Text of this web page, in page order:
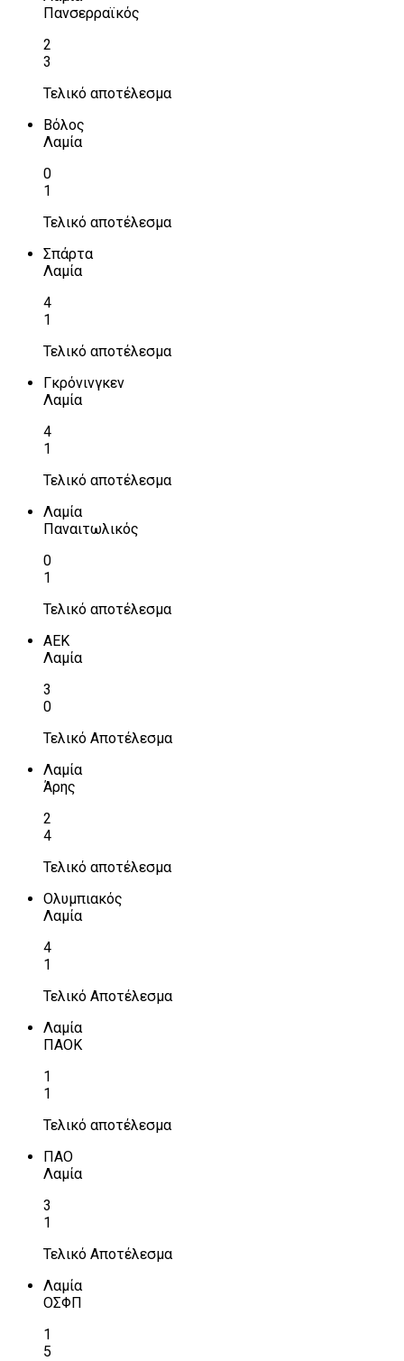
Πανσερραϊκός
2
3
Τελικό αποτέλεσμα
Βόλος
Λαμία
0
1
Τελικό αποτέλεσμα
Σπάρτα
Λαμία
4
1
Τελικό αποτέλεσμα
Γκρόνινγκεν
Λαμία
4
1
Τελικό αποτέλεσμα
Λαμία
Παναιτωλικός
0
1
Τελικό αποτέλεσμα
ΑΕΚ
Λαμία
3
0
Τελικό Αποτέλεσμα
Λαμία
Άρης
2
4
Τελικό αποτέλεσμα
Ολυμπιακός
Λαμία
4
1
Τελικό Αποτέλεσμα
Λαμία
ΠΑΟΚ
1
1
Τελικό αποτέλεσμα
ΠΑΟ
Λαμία
3
1
Τελικό Αποτέλεσμα
Λαμία
ΟΣΦΠ
1
5